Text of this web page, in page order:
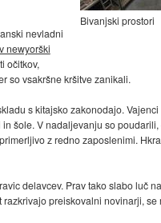
Bivanjski prostori
nevladni
newyorški
očitkov,
so vsakršne kršitve zanikali.
s kitajsko zakonodajo.
šole. V nadaljevanju so
z redno zaposlenimi.
delavcev. Prav tako slabo luč
preiskovalni novinarji,